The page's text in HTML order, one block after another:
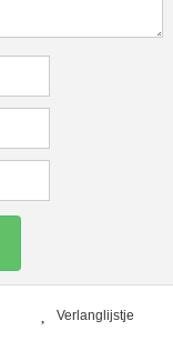
Verlanglijstje